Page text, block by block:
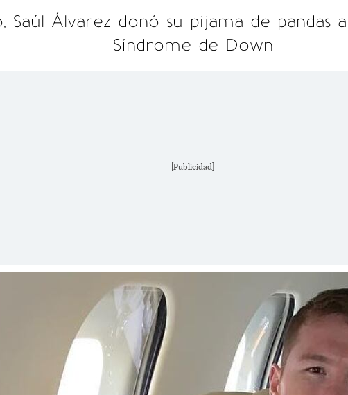
Saúl Álvarez donó su pijama de pandas
Síndrome de Down
[Publicidad]